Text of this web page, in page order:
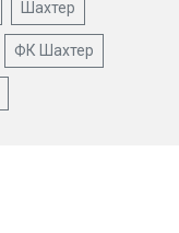
Шахтер
ФК Шахтер